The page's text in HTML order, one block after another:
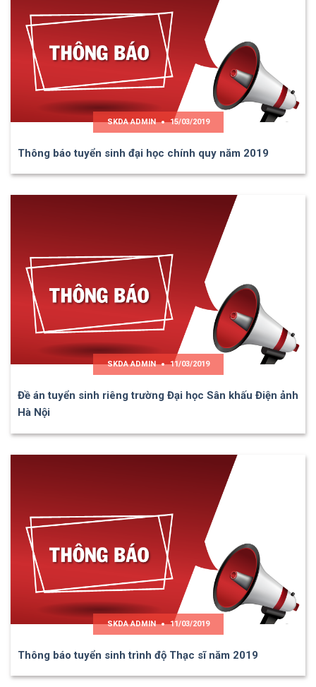
SKDA ADMIN 15/03/2019
Thông báo tuyển sinh đại học chính quy năm 2019
SKDA ADMIN 11/03/2019
Đề án tuyển sinh riêng trường Đại học Sân khấu Điện ảnh
Hà Nội
SKDA ADMIN 11/03/2019
Thông báo tuyển sinh trình độ Thạc sĩ năm 2019